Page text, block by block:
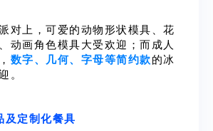
对上，可爱的动物形状模具、花
动画角色模具大受欢迎；而成人
数字、几何、字母等简约款的冰
。
及定制化餐具